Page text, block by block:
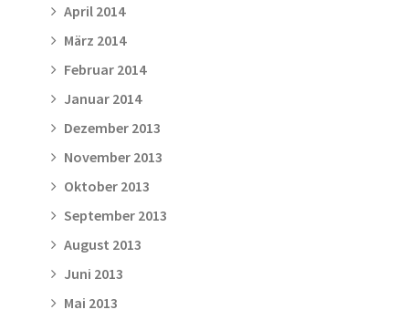
April 2014
März 2014
Februar 2014
Januar 2014
Dezember 2013
November 2013
Oktober 2013
September 2013
August 2013
Juni 2013
Mai 2013